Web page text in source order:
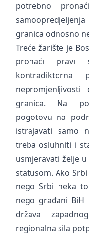
potrebno
granica odnosno
Treće žarište je
pronaći pravi
kontradiktorna
granica. Na
pogotovu na
istrajavati samo
treba osluhniti i
usmjeravati želje
statusom. Ako
nego Srbi neka
nego građani BiH
država
regionalna sila